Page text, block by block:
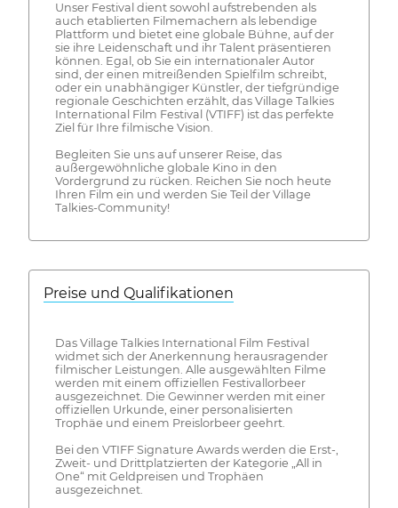
Unser Festival dient sowohl aufstrebenden als
auch etablierten Filmemachern als lebendige
Plattform und bietet eine globale Bühne, auf der
sie ihre Leidenschaft und ihr Talent präsentieren
können. Egal, ob Sie ein internationaler Autor
sind, der einen mitreißenden Spielfilm schreibt,
oder ein unabhängiger Künstler, der tiefgründige
regionale Geschichten erzählt, das Village Talkies
International Film Festival (VTIFF) ist das perfekte
Ziel für Ihre filmische Vision.
Begleiten Sie uns auf unserer Reise, das
außergewöhnliche globale Kino in den
Vordergrund zu rücken. Reichen Sie noch heute
Ihren Film ein und werden Sie Teil der Village
Talkies-Community!
Preise und Qualifikationen
Das Village Talkies International Film Festival
widmet sich der Anerkennung herausragender
filmischer Leistungen. Alle ausgewählten Filme
werden mit einem offiziellen Festivallorbeer
ausgezeichnet. Die Gewinner werden mit einer
offiziellen Urkunde, einer personalisierten
Trophäe und einem Preislorbeer geehrt.
Bei den VTIFF Signature Awards werden die Erst-,
Zweit- und Drittplatzierten der Kategorie „All in
One“ mit Geldpreisen und Trophäen
ausgezeichnet.